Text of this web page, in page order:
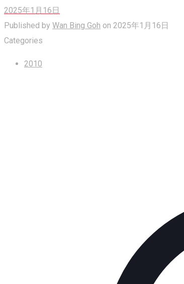
2025年1月16日
Published by Wan Bing Goh on 2025年1月16日
Categories
2010